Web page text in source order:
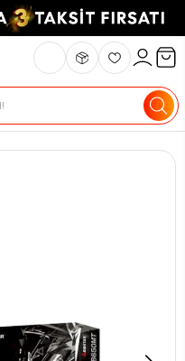
Teknik Özellikler Teslimat Ve İade